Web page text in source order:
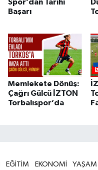
Spor’dan Tarihi
Başarı
Memlekete Dönüş:
Çağrı Gülcü İZTON
Torbalıspor’da
EĞİTİM EKONOMİ YAŞAM